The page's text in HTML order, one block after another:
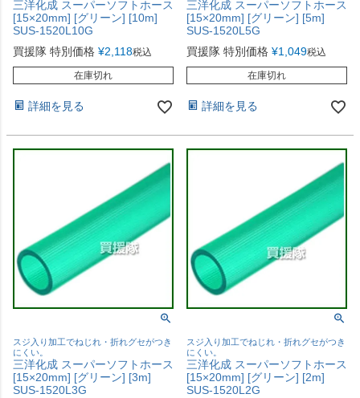
三洋化成 スーパーソフトホース
[15×20mm] [グリーン] [10m]
SUS-1520L10G
買援隊 特別価格 ¥2,118税込
在庫切れ
詳細を見る
三洋化成 スーパーソフトホース
[15×20mm] [グリーン] [5m]
SUS-1520L5G
買援隊 特別価格 ¥1,049税込
在庫切れ
詳細を見る
スジ入り加工でねじれ・折れグセがつき
にくい。
三洋化成 スーパーソフトホース
[15×20mm] [グリーン] [3m]
SUS-1520L3G
スジ入り加工でねじれ・折れグセがつき
にくい。
三洋化成 スーパーソフトホース
[15×20mm] [グリーン] [2m]
SUS-1520L2G